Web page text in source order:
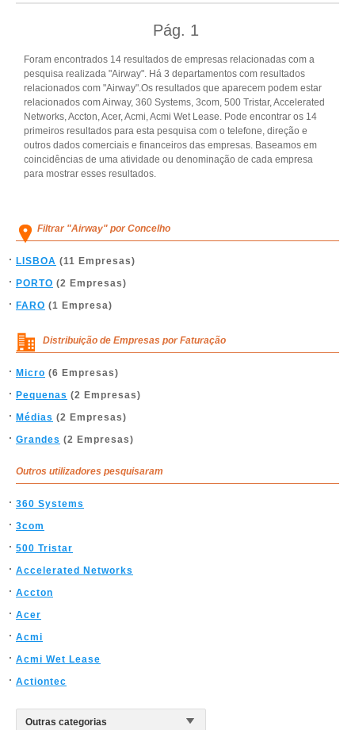
Pág. 1
Foram encontrados 14 resultados de empresas relacionadas com a
pesquisa realizada "Airway". Há 3 departamentos com resultados
relacionados com "Airway".Os resultados que aparecem podem estar
relacionados com Airway, 360 Systems, 3com, 500 Tristar, Accelerated
Networks, Accton, Acer, Acmi, Acmi Wet Lease. Pode encontrar os 14
primeiros resultados para esta pesquisa com o telefone, direção e
outros dados comerciais e financeiros das empresas. Baseamos em
coincidências de uma atividade ou denominação de cada empresa
para mostrar esses resultados.
Filtrar "Airway" por Concelho
LISBOA (11 Empresas)
PORTO (2 Empresas)
FARO (1 Empresa)
Distribuição de Empresas por Faturação
Micro (6 Empresas)
Pequenas (2 Empresas)
Médias (2 Empresas)
Grandes (2 Empresas)
Outros utilizadores pesquisaram
360 Systems
3com
500 Tristar
Accelerated Networks
Accton
Acer
Acmi
Acmi Wet Lease
Actiontec